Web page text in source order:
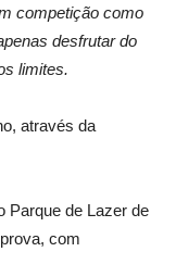
competição como
desfrutar do
limites.
através da
Parque de Lazer de
com